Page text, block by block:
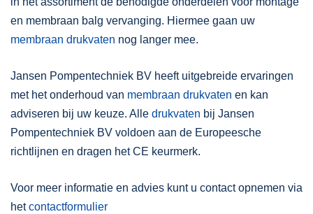
en membraan balg vervanging. Hiermee gaan uw
membraan drukvaten nog langer mee.
Jansen Pompentechniek BV heeft uitgebreide ervaringen
met het onderhoud van membraan drukvaten en kan
adviseren bij uw keuze. Alle drukvaten bij Jansen
Pompentechniek BV voldoen aan de Europeesche
richtlijnen en dragen het CE keurmerk.
Voor meer informatie en advies kunt u contact opnemen via
hetcontactformulier